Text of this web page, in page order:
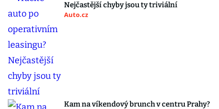
Nejčastější chyby jsou ty triviální
Auto.cz
Kam na víkendový brunch v centru Prahy?